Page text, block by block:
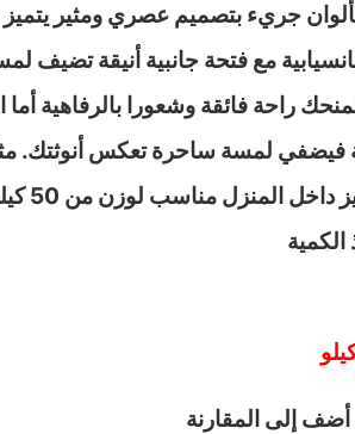
جريء بتصميم عصري ومثير
مع فتحة جانبية أنيقة تضيف
راحة فائقة وشعورا بالرفاهية أما
فيضفي لمسة ساحرة تعكس أنوثتك.
لأمسيات خاصة
أضف إلى المقارنة